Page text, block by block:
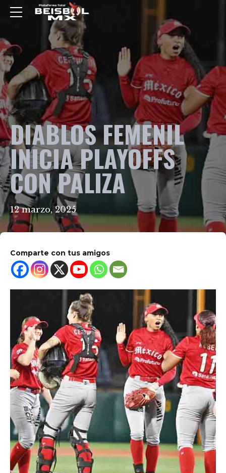
DIABLOS FEMENIL
INICIA PLAYOFFS
CON PALIZA
12 marzo, 2025
Comparte con tus amigos